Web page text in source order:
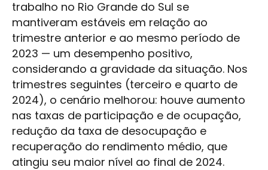
trabalho no Rio Grande do Sul se
mantiveram estáveis em relação ao
trimestre anterior e ao mesmo período de
2023 — um desempenho positivo,
considerando a gravidade da situação. Nos
trimestres seguintes (terceiro e quarto de
2024), o cenário melhorou: houve aumento
nas taxas de participação e de ocupação,
redução da taxa de desocupação e
recuperação do rendimento médio, que
atingiu seu maior nível ao final de 2024.